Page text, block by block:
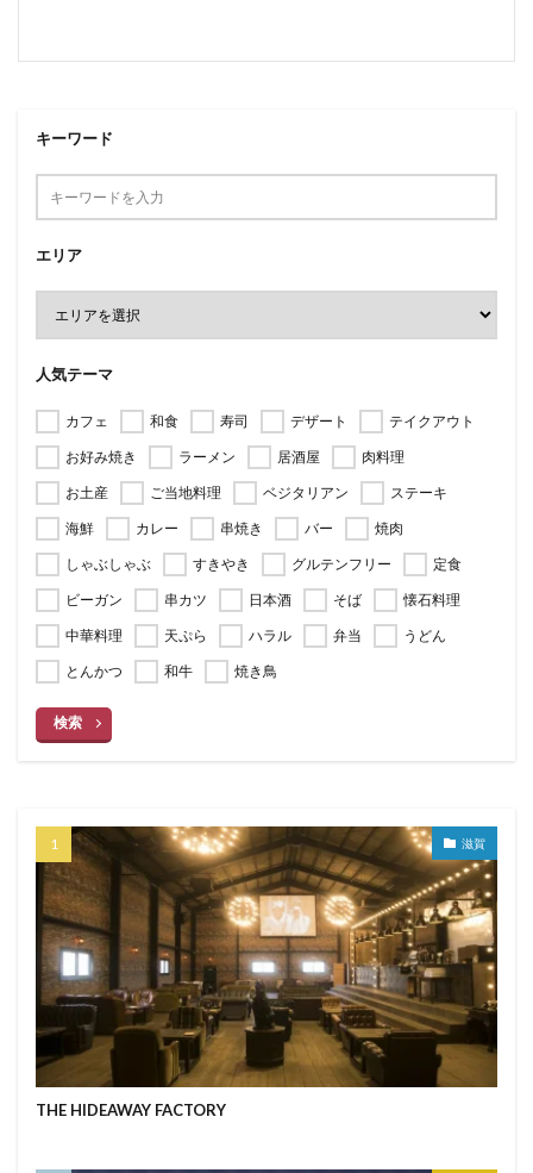
キーワード
エリア
人気テーマ
カフェ 和食 寿司 デザート
テイクアウト
お好み焼き
ラーメン 居酒屋
肉料理
お土産
ご当地料理 ベジタリアン
ステーキ
海鮮
カレー 串焼き バー
焼肉
しゃぶしゃぶ
すきやき グルテンフリー
定食
ビーガン
串カツ 日本酒 そば
懐石料理
中華料理
天ぷら ハラル 弁当
うどん
とんかつ
和牛 焼き鳥
検索
滋賀
THE HIDEAWAY FACTORY